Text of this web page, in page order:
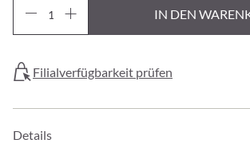
IN DEN
Filialverfügbarkeit prüfen
Details